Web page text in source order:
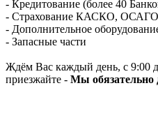
- Кредитование (более 40
- Страхование КАСКО, ОСАГО
- Дополнительное
- Запасные части
Ждём Вас каждый день, с 9:00
приезжайте - Мы обязательно